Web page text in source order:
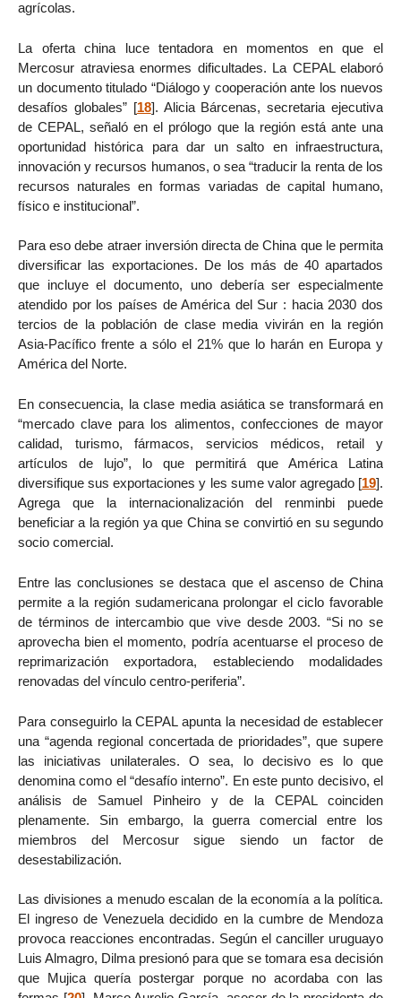
agrícolas.
La oferta china luce tentadora en momentos en que el
Mercosur atraviesa enormes dificultades. La CEPAL elaboró
un documento titulado “Diálogo y cooperación ante los nuevos
desafíos globales”[18]. Alicia Bárcenas, secretaria ejecutiva
de CEPAL, señaló en el prólogo que la región está ante una
oportunidad histórica para dar un salto en infraestructura,
innovación y recursos humanos, o sea “traducir la renta de los
recursos naturales en formas variadas de capital humano,
físico e institucional”.
Para eso debe atraer inversión directa de China que le permita
diversificar las exportaciones. De los más de 40 apartados
que incluye el documento, uno debería ser especialmente
atendido por los países de América del Sur : hacia 2030 dos
tercios de la población de clase media vivirán en la región
Asia-Pacífico frente a sólo el 21% que lo harán en Europa y
América del Norte.
En consecuencia, la clase media asiática se transformará en
“mercado clave para los alimentos, confecciones de mayor
calidad, turismo, fármacos, servicios médicos, retail y
artículos de lujo”, lo que permitirá que América Latina
diversifique sus exportaciones y les sume valor agregado[19].
Agrega que la internacionalización del renminbi puede
beneficiar a la región ya que China se convirtió en su segundo
socio comercial.
Entre las conclusiones se destaca que el ascenso de China
permite a la región sudamericana prolongar el ciclo favorable
de términos de intercambio que vive desde 2003. “Si no se
aprovecha bien el momento, podría acentuarse el proceso de
reprimarización exportadora, estableciendo modalidades
renovadas del vínculo centro-periferia”.
Para conseguirlo la CEPAL apunta la necesidad de establecer
una “agenda regional concertada de prioridades”, que supere
las iniciativas unilaterales. O sea, lo decisivo es lo que
denomina como el “desafío interno”. En este punto decisivo, el
análisis de Samuel Pinheiro y de la CEPAL coinciden
plenamente. Sin embargo, la guerra comercial entre los
miembros del Mercosur sigue siendo un factor de
desestabilización.
Las divisiones a menudo escalan de la economía a la política.
El ingreso de Venezuela decidido en la cumbre de Mendoza
provoca reacciones encontradas. Según el canciller uruguayo
Luis Almagro, Dilma presionó para que se tomara esa decisión
que Mujica quería postergar porque no acordaba con las